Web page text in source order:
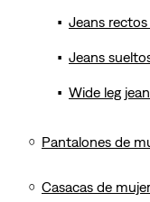
Jeans
Jeans
Wide leg
Pantalones de
Casacas de mujer